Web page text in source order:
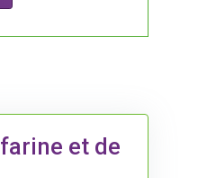
et de